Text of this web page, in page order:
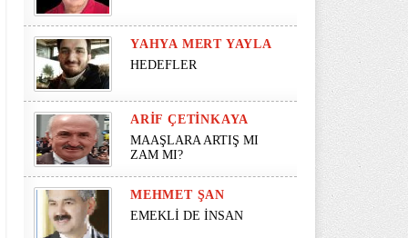
YAHYA MERT YAYLA
HEDEFLER
ARIF ÇETINKAYA
MAAŞLARA ARTIŞ MI
ZAM MI?
MEHMET ŞAN
EMEKLİ DE İNSAN